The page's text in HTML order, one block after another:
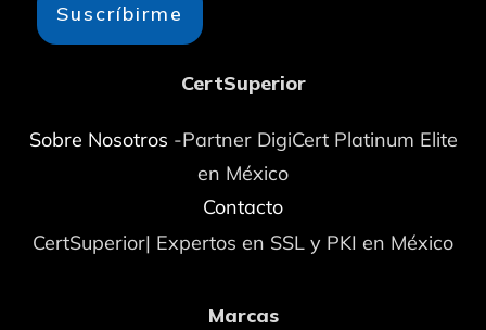
Suscríbirme
CertSuperior
Sobre Nosotros -Partner DigiCert Platinum Elite
en México
Contacto
CertSuperior| Expertos en SSL y PKI en México
Marcas